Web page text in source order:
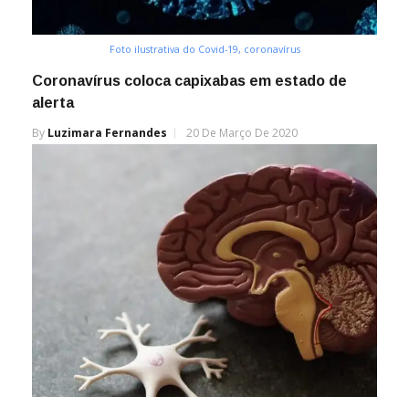
Foto ilustrativa do Covid-19, coronavírus
Coronavírus coloca capixabas em estado de
alerta
By Luzimara Fernandes 20 De Março De 2020